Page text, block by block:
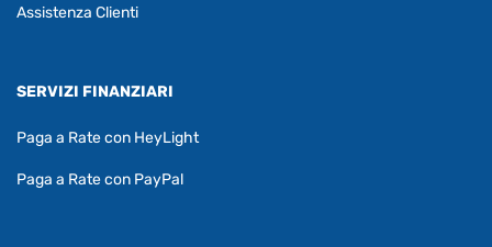
Assistenza Clienti
SERVIZI FINANZIARI
Paga a Rate con HeyLight
Paga a Rate con PayPal